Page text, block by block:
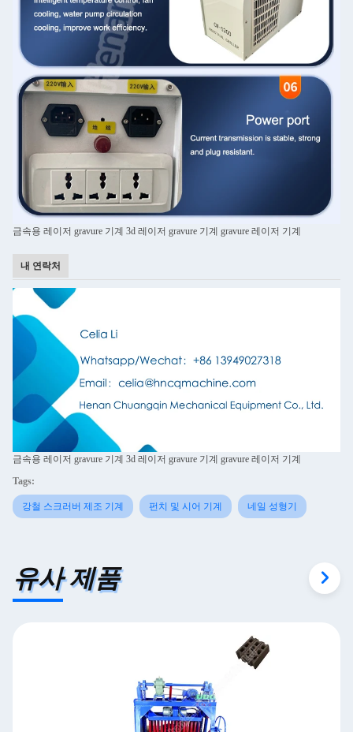
금속용 레이저 gravure 기계 3d 레이저 gravure 기계 gravure 레이저 기계
내 연락처
금속용 레이저 gravure 기계 3d 레이저 gravure 기계 gravure 레이저 기계
Tags:
강철 스크러버 제조 기계 펀치 및 시어 기계 네일 성형기
유사 제품